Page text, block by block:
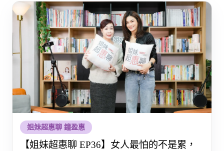
姐妹超惠聊 鐘盈惠
【姐妹超惠聊 EP36】女人最怕的不是累，